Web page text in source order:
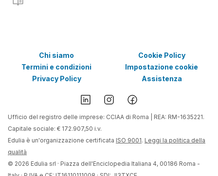
Chi siamo
Termini e condizioni
Privacy Policy
Cookie Policy
Impostazione cookie
Assistenza
Ufficio del registro delle imprese: CCIAA di Roma | REA: RM-1635221.
Capitale sociale: € 172.907,50 i.v.
Edulia è un'organizzazione certificata ISO 9001. Leggi la politica della
qualità
© 2026 Edulia srl · Piazza dell'Enciclopedia Italiana 4, 00186 Roma -